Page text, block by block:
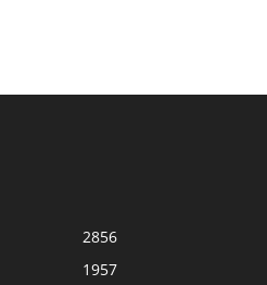
2856
1957